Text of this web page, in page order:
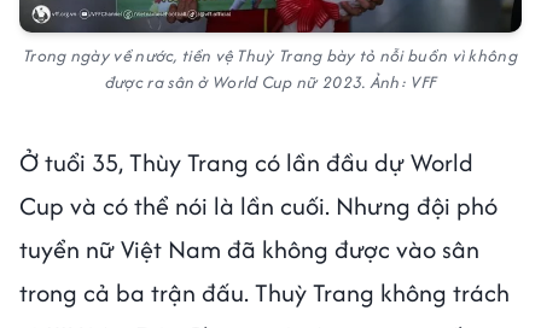
Trong ngày về nước, tiền vệ Thuỳ Trang bày tỏ nỗi buồn vì không
được ra sân ở World Cup nữ 2023. Ảnh: VFF
Ở tuổi 35, Thùy Trang có lần đầu dự World
Cup và có thể nói là lần cuối. Nhưng đội phó
tuyển nữ Việt Nam đã không được vào sân
trong cả ba trận đấu. Thuỳ Trang không trách